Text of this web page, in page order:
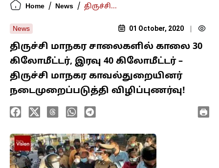
Home / News / திருச்சி...
News 01 October, 2020
திருச்சி மாநகர சாலைகளில் காலை 30
கிலோமீட்டர், இரவு 40 கிலோமீட்டர் –
திருச்சி மாநகர காவல்துறையினர்
நடைமுறைப்படுத்தி விழிப்புணர்வு!